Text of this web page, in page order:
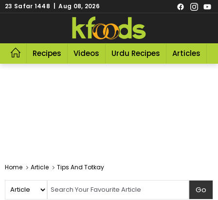
23 Safar 1448 | Aug 08, 2026
Recipes Videos Urdu Recipes Articles
Home Article Tips And Totkay